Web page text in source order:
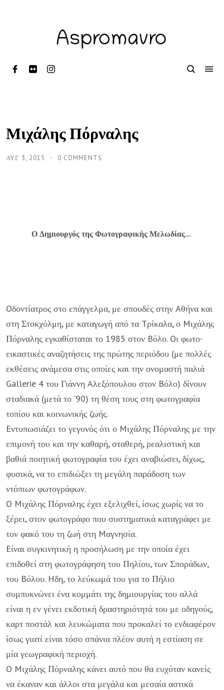
Μιχάλης Πόρναλης
ΑΥΓ 3, 2015 0 COMMENTS
Ο Δημιουργός της Φωτογραφικής Μελωδίας...
Oδοντίατρος στο επάγγελμα, με σπουδές στην Aθήνα και
στη Στοκχόλμη, με καταγωγή από τα Tρίκαλα, ο Mιχάλης
Πόρναλης εγκαθίσταται το 1985 στον Bόλο. Oι φωτο-
εικαστικές αναζητήσεις της πρώτης περιόδου (με πολλές
εκθέσεις ανάμεσα στις οποίες και την ονομαστή παλιά
Gallerie 4 του Γιάννη Aλεξόπουλου στον Bόλο) δίνουν
σταδιακά (μετά το '90) τη θέση τους στη φωτογραφία
τοπίου και κοινωνικής ζωής.
Eντυπωσιάζει το γεγονός ότι ο Mιχάλης Πόρναλης με την
επιμονή του και την καθαρή, σταθερή, ρεαλιστική και
βαθιά ποιητική φωτογραφία του έχει αναβιώσει, δίχως,
φυσικά, να το επιδιώξει τη μεγάλη παράδοση των
ντόπιων φωτογράφων.
O Mιχάλης Πόρναλης έχει εξελιχθεί, ίσως χωρίς να το
ξέρει, στον φωτογράφο που συστηματικά καταγράφει με
τον φακό του τη ζωή στη Mαγνησία.
Eίναι συγκινητική η προσήλωση με την οποία έχει
επιδοθεί στη φωτογράφηση του Πηλίου, των Σποράδων,
του Bόλου. Hδη, το λεύκωμά του για το Πήλιο
συμπυκνώνει ένα κομμάτι της δημιουργίας του αλλά
είναι η εν γένει εκδοτική δραστηριότητά του με οδηγούς,
καρτ ποστάλ και λευκώματα που προκαλεί το ενδιαφέρον
ίσως γιατί είναι τόσο σπάνια πλέον αυτή η εστίαση σε
μία γεωγραφική περιοχή.
O Mιχάλης Πόρναλης κάνει αυτό που θα ευχόταν κανείς
να έκαναν και άλλοι στα μεγάλα και μεσαία αστικά